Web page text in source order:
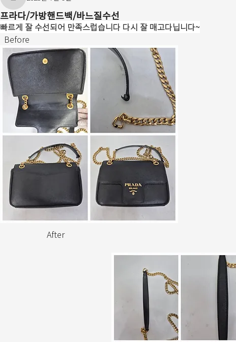
프라다/가방핸드백/바느질수선
빠르게 잘 수선되어 만족스럽습니다 다시 잘 매고다닙니다~
  Before
                       After